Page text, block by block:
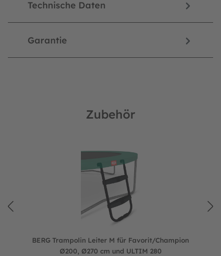
Technische Daten
Garantie
Zubehör
BERG Trampolin Leiter M für Favorit/Champion
Ø200, Ø270 cm und ULTIM 280